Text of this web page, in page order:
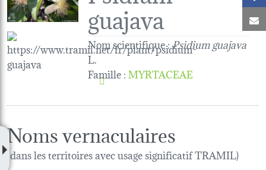
guajava
Nom scientifique :Psidium guajava
L.
Famille:MYRTACEAE
Noms vernaculaires
(dans les territoires avec usage significatif TRAMIL)